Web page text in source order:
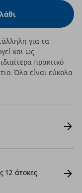
για τα
και ως
πρακτικό
Όλα είναι εύκολα
12 άτοκες